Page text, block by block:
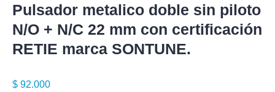
Pulsador metalico doble sin piloto
N/O + N/C 22 mm con certificación
RETIE marca SONTUNE.
$ 92.000